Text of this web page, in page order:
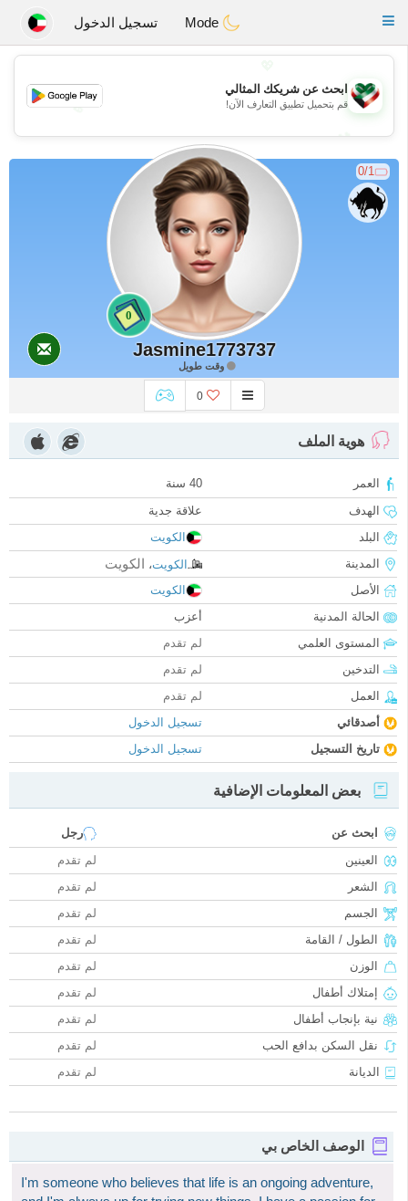
KuwaitChat
Toggle
تسجيل الدخول
💖
💕
💕
ابحث عن شريكك المثالي
قم بتحميل تطبيق التعارف الآن!
0/1
0
Jasmine1773737
وقت طويل
0
هوية الملف
العمر
40 سنة
الهدف
علاقة جدية
البلد
الكويت
المدينة
الكويت، الكويت
الأصل
الكويت
الحالة المدنية
أعزب
المستوى العلمي
لم تقدم
التدخين
لم تقدم
العمل
لم تقدم
أصدقائي
تسجيل الدخول
تاريخ التسجيل
تسجيل الدخول
بعض المعلومات الإضافية
ابحث عن
رجل
العينين
لم تقدم
الشعر
لم تقدم
الجسم
لم تقدم
الطول / القامة
لم تقدم
الوزن
لم تقدم
إمتلاك أطفال
لم تقدم
نية بإنجاب أطفال
لم تقدم
نقل السكن بدافع الحب
لم تقدم
الديانة
لم تقدم
الوصف الخاص بي
I'm someone who believes that life is an ongoing adventure,